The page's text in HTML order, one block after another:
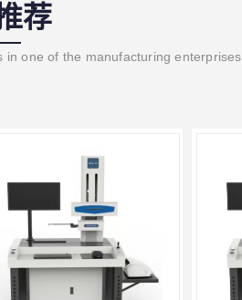
荐
one of the manufacturing enterprises